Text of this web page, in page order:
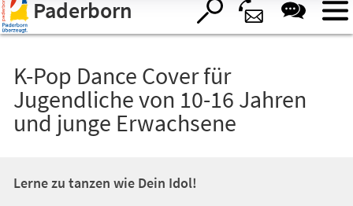
Assistenzsoftware
öffnen.Paderborn
K-Pop Dance Cover für
Jugendliche von 10-16 Jahren
und junge Erwachsene
Lerne zu tanzen wie Dein Idol!